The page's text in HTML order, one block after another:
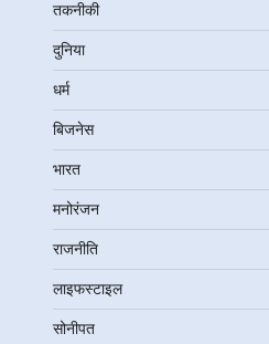
तकनीकी
दुनिया
धर्म
बिजनेस
भारत
मनोरंजन
राजनीति
लाइफस्टाइल
सोनीपत